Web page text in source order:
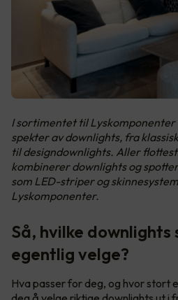
I sortimentet til
spekter av downlights, fra
til designdownlights. Aller
kombinerer downlights og
som LED-striper og
Lyskomponenter.
Så, hvilke downlights
egentlig velge?
Hva passer for deg, og hvor stort